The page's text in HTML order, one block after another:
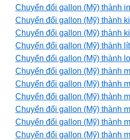
Chuyển đổi gallon (Mỹ) thành
Chuyển đổi gallon (Mỹ) thành
Chuyển đổi gallon (Mỹ) thành
Chuyển đổi gallon (Mỹ) thành lít
Chuyển đổi gallon (Mỹ) thành
Chuyển đổi gallon (Mỹ) thành
Chuyển đổi gallon (Mỹ) thành
Chuyển đổi gallon (Mỹ) thành
Chuyển đổi gallon (Mỹ) thành
Chuyển đổi gallon (Mỹ) thành
Chuyển đổi gallon (Mỹ) thành